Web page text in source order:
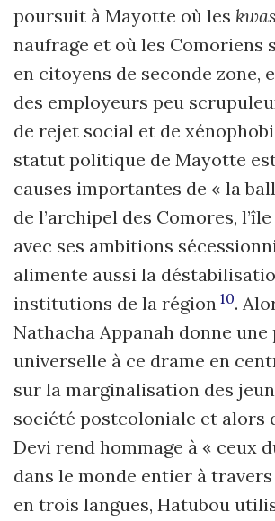
poursuit à Mayotte où les
naufrage et où les Comoriens
en citoyens de seconde zone,
des employeurs peu
de rejet social et de
statut politique de Mayotte est
causes importantes de « la
de l’archipel des Comores, l’île
avec ses ambitions
alimente aussi la
institutions de la région 10.
Nathacha Appanah donne une
universelle à ce drame en
sur la marginalisation des
société postcoloniale et alors
Devi rend hommage à « ceux
dans le monde entier à
en trois langues, Hatubou